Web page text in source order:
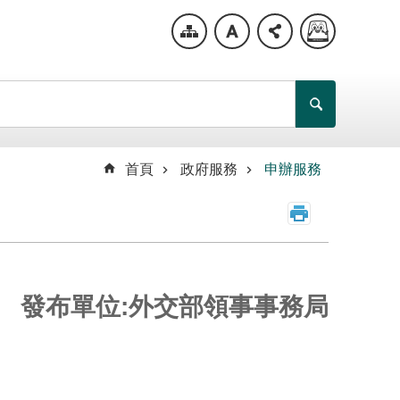
首頁 政府服務 申辦服務
發布單位:外交部領事事務局